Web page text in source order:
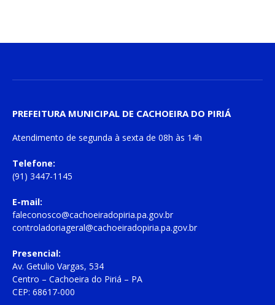
PREFEITURA MUNICIPAL DE CACHOEIRA DO PIRIÁ
Atendimento de segunda à sexta de 08h às 14h
Telefone:
(91) 3447-1145
E-mail:
faleconosco@cachoeiradopiria.pa.gov.br
controladoriageral@cachoeiradopiria.pa.gov.br
Presencial:
Av. Getulio Vargas, 534
Centro – Cachoeira do Piriá – PA
CEP: 68617-000